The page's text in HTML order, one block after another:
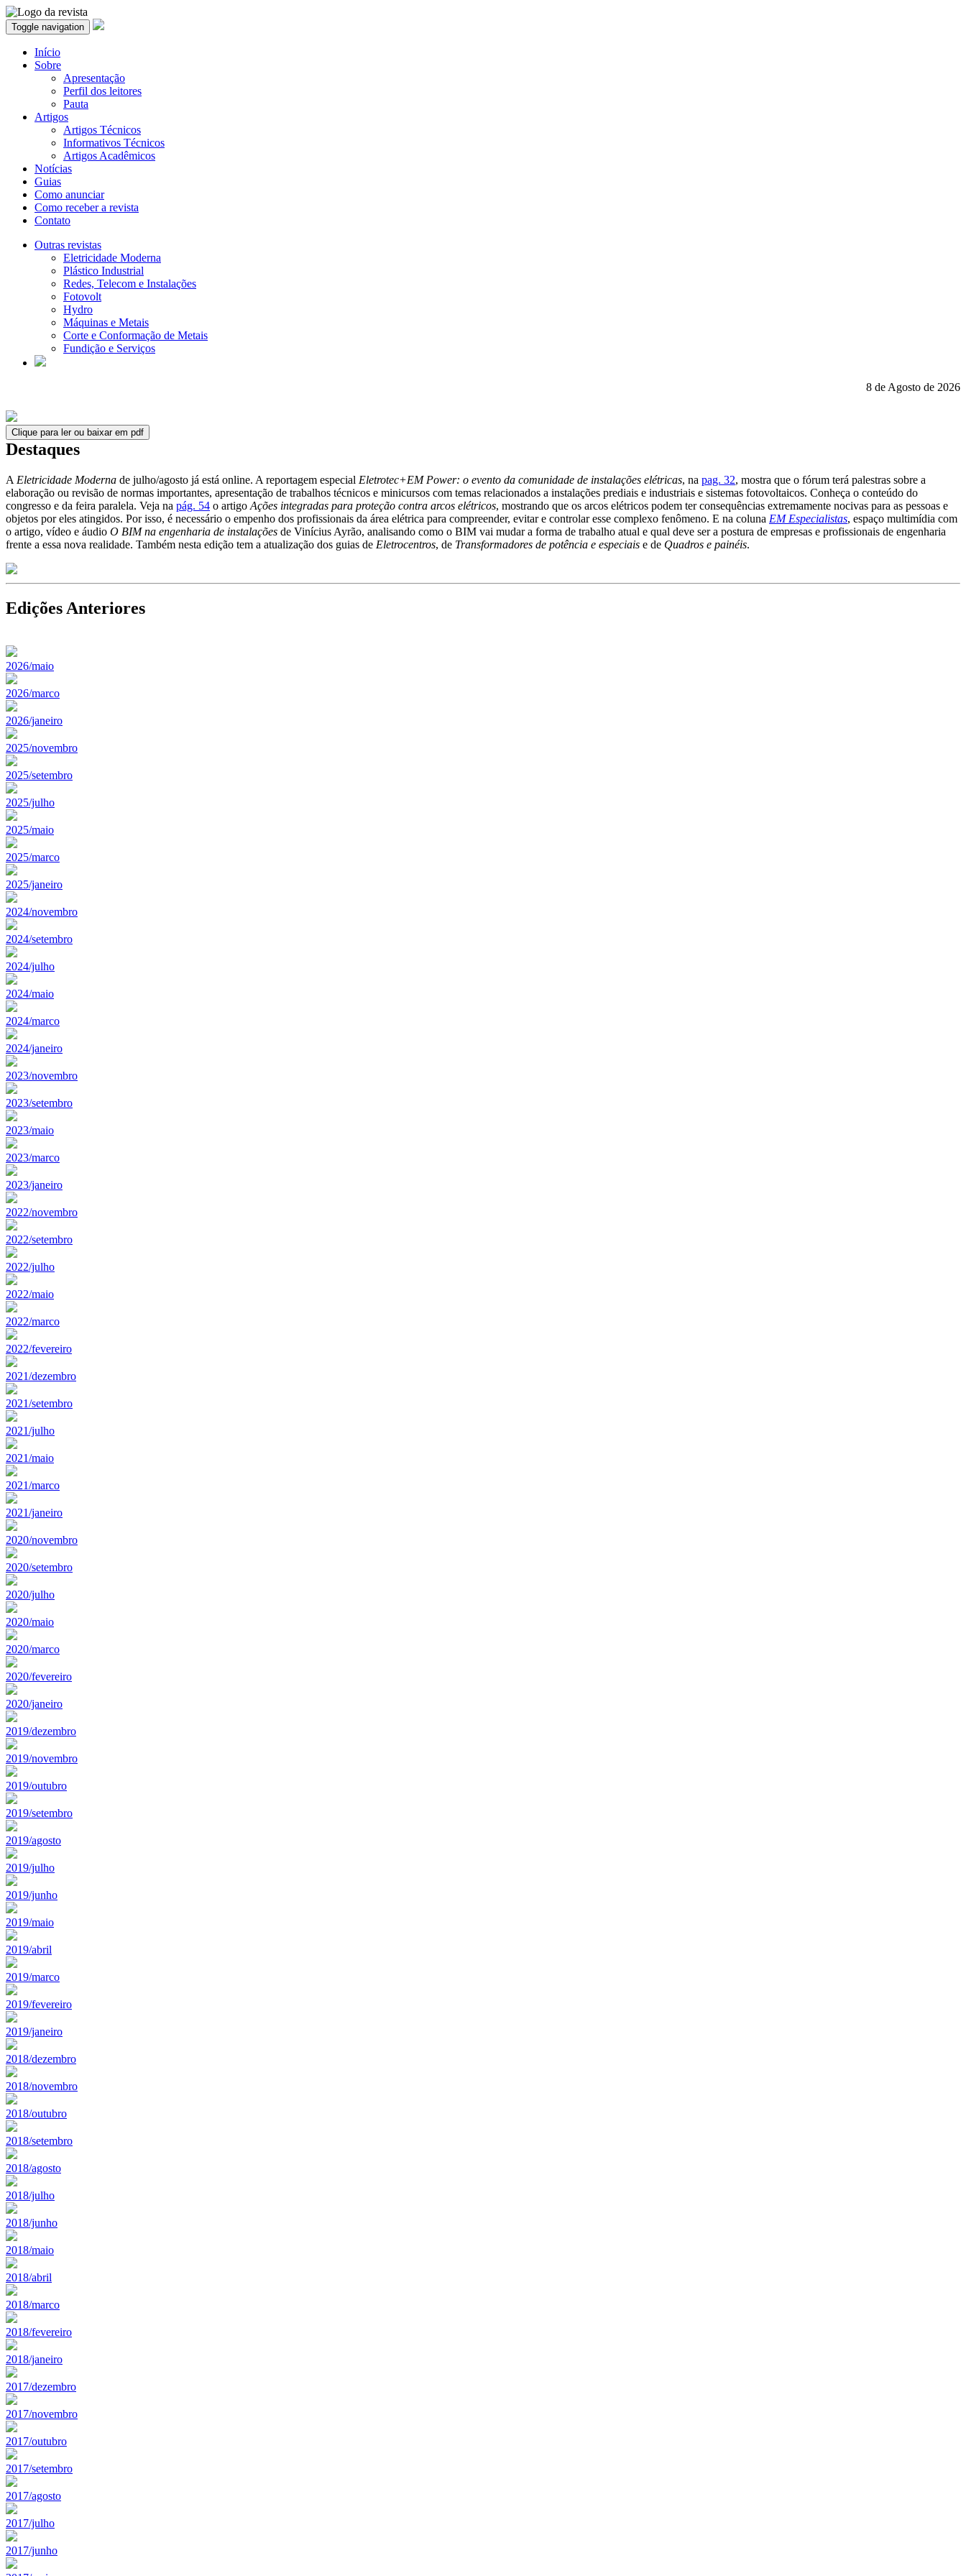
Toggle navigation
Início
Sobre
Apresentação
Perfil dos leitores
Pauta
Artigos
Artigos Técnicos
Informativos Técnicos
Artigos Acadêmicos
Notícias
Guias
Como anunciar
Como receber a revista
Contato
Outras revistas
Eletricidade Moderna
Plástico Industrial
Redes, Telecom e Instalações
Fotovolt
Hydro
Máquinas e Metais
Corte e Conformação de Metais
Fundição e Serviços
8 de Agosto de 2026
Clique para ler ou baixar em pdf
Destaques
A Eletricidade Moderna de julho/agosto já está online. A reportagem especial Eletrotec+EM Power: o evento da comunidade de instalações elétricas, na pag. 32, mostra que o fórum terá palestras sobre a
elaboração ou revisão de normas importantes, apresentação de trabalhos técnicos e minicursos com temas relacionados a instalações prediais e industriais e sistemas fotovoltaicos. Conheça o conteúdo do
congresso e da feira paralela. Veja na pág. 54 o artigo Ações integradas para proteção contra arcos elétricos, mostrando que os arcos elétricos podem ter consequências extremamente nocivas para as pessoas e
objetos por eles atingidos. Por isso, é necessário o empenho dos profissionais da área elétrica para compreender, evitar e controlar esse complexo fenômeno. E na coluna EM Especialistas, espaço multimídia com
o artigo, vídeo e áudio O BIM na engenharia de instalações de Vinícius Ayrão, analisando como o BIM vai mudar a forma de trabalho atual e qual deve ser a postura de empresas e profissionais de engenharia
frente a essa nova realidade. Também nesta edição tem a atualização dos guias de Eletrocentros, de Transformadores de potência e especiais e de Quadros e painéis.
Edições Anteriores
2026/maio
2026/marco
2026/janeiro
2025/novembro
2025/setembro
2025/julho
2025/maio
2025/marco
2025/janeiro
2024/novembro
2024/setembro
2024/julho
2024/maio
2024/marco
2024/janeiro
2023/novembro
2023/setembro
2023/maio
2023/marco
2023/janeiro
2022/novembro
2022/setembro
2022/julho
2022/maio
2022/marco
2022/fevereiro
2021/dezembro
2021/setembro
2021/julho
2021/maio
2021/marco
2021/janeiro
2020/novembro
2020/setembro
2020/julho
2020/maio
2020/marco
2020/fevereiro
2020/janeiro
2019/dezembro
2019/novembro
2019/outubro
2019/setembro
2019/agosto
2019/julho
2019/junho
2019/maio
2019/abril
2019/marco
2019/fevereiro
2019/janeiro
2018/dezembro
2018/novembro
2018/outubro
2018/setembro
2018/agosto
2018/julho
2018/junho
2018/maio
2018/abril
2018/marco
2018/fevereiro
2018/janeiro
2017/dezembro
2017/novembro
2017/outubro
2017/setembro
2017/agosto
2017/julho
2017/junho